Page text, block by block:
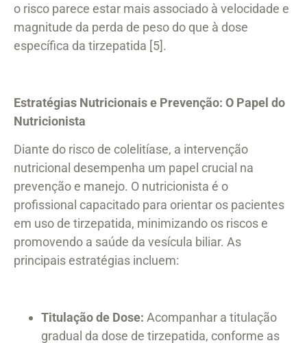
o risco parece estar mais associado à velocidade e
magnitude da perda de peso do que à dose
específica da tirzepatida [5].
Estratégias Nutricionais e Prevenção: O Papel do
Nutricionista
Diante do risco de colelitíase, a intervenção
nutricional desempenha um papel crucial na
prevenção e manejo. O nutricionista é o
profissional capacitado para orientar os pacientes
em uso de tirzepatida, minimizando os riscos e
promovendo a saúde da vesícula biliar. As
principais estratégias incluem:
Titulação de Dose: Acompanhar a titulação
gradual da dose de tirzepatida, conforme as